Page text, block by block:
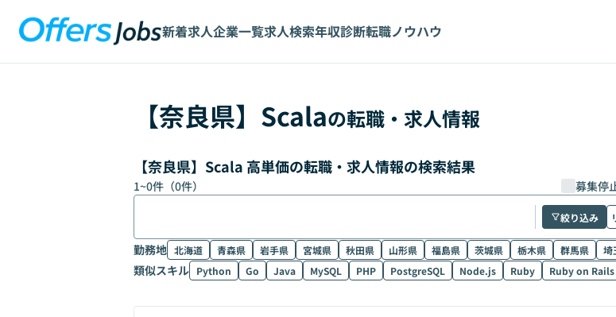
新着求人企業一覧求人検索年収診断転職ノウハウ
【奈良県】 Scalaの転職・求人情報
【奈良県】Scala 高単価の転職・求人情報の検索結果
1~0件（0件） 募集停
絞り込み
勤務地 北海道 青森県 岩手県 宮城県 秋田県 山形県 福島県 茨城県 栃木県 群馬県 埼
類似スキル Python Go Java MySQL PHP PostgreSQL Node.js Ruby Ruby on Rails